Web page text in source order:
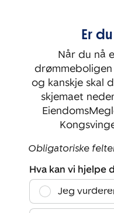
Rom:
Er
Når du nå
og kanskje skal
skjemaet
Obligatoriske
Hva kan vi hjelpe
Jeg